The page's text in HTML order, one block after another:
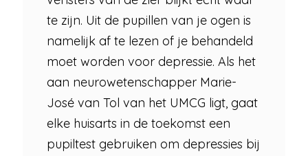
te zijn. Uit de pupillen van je ogen is
namelijk af te lezen of je behandeld
moet worden voor depressie. Als het
aan neurowetenschapper Marie-
José van Tol van het UMCG ligt, gaat
elke huisarts in de toekomst een
pupiltest gebruiken om depressies bij